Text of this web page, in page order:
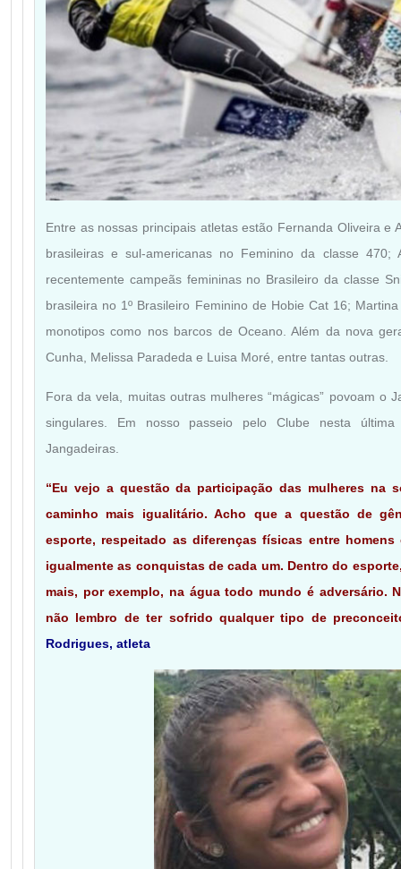
Entre as nossas principais atletas estão Fernanda Oliveira e
brasileiras e sul-americanas no Feminino da classe 470;
recentemente campeãs femininas no Brasileiro da classe
brasileira no 1º Brasileiro Feminino de Hobie Cat 16;
monotipos como nos barcos de Oceano. Além da nova
Cunha, Melissa Paradeda e Luisa Moré, entre tantas outras.
Fora da vela, muitas outras mulheres “mágicas” povoam o
singulares. Em nosso passeio pelo Clube nesta última
Jangadeiras.
“Eu vejo a questão da participação das mulheres na
caminho mais igualitário. Acho que a questão de
esporte, respeitado as diferenças físicas entre homens
igualmente as conquistas de cada um. Dentro do
mais, por exemplo, na água todo mundo é adversário.
não lembro de ter sofrido qualquer tipo de
Rodrigues, atleta